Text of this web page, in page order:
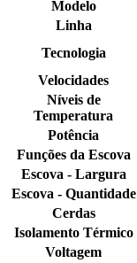
Modelo
Linha
Tecnologia
Velocidades
Níveis de
Temperatura
Potência
Funções da Escova
Escova - Largura
Escova - Quantidade
Cerdas
Isolamento Térmico
Voltagem